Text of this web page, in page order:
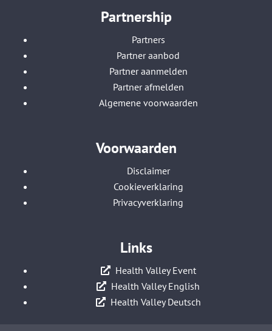
Partnership
Partners
Partner aanbod
Partner aanmelden
Partner afmelden
Algemene voorwaarden
Voorwaarden
Disclaimer
Cookieverklaring
Privacyverklaring
Links
Health Valley Event
Health Valley English
Health Valley Deutsch